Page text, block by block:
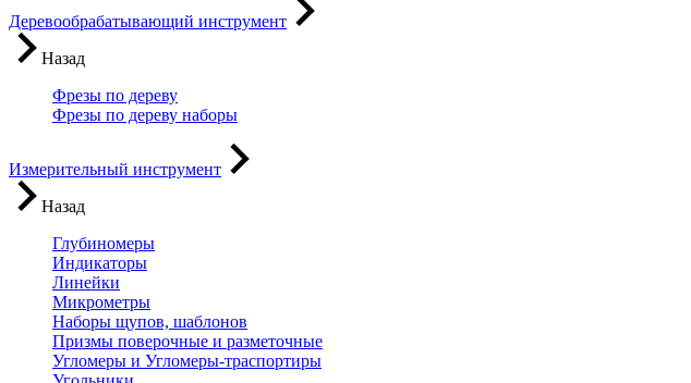
Деревообрабатывающий инструмент
Назад
Фрезы по дереву
Фрезы по дереву наборы
Измерительный инструмент
Назад
Глубиномеры
Индикаторы
Линейки
Микрометры
Наборы щупов, шаблонов
Призмы поверочные и разметочные
Угломеры и Угломеры-траспортиры